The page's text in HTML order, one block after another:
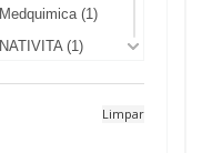
Medquimica (1)
NATIVITA (1)
Limpar